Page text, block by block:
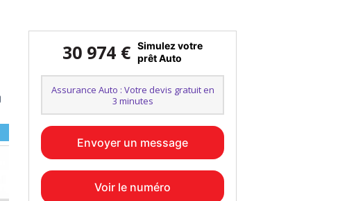
30 974 € Simulez votre
prêt Auto
Assurance Auto : Votre devis gratuit en
3 minutes
Envoyer un message
Voir le numéro